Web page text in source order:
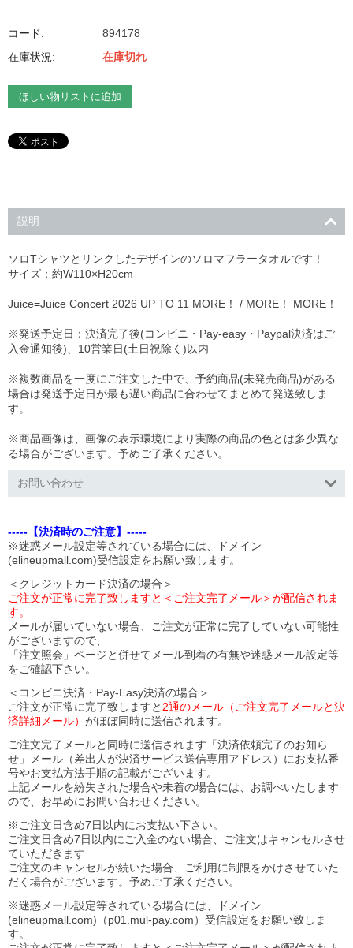
コード:
894178
在庫状況:
在庫切れ
ほしい物リストに追加
説明
ソロTシャツとリンクしたデザインのソロマフラータオルです！
サイズ：約W110×H20cm
Juice=Juice Concert 2026 UP TO 11 MORE！ / MORE！ MORE！
※発送予定日：決済完了後(コンビニ・Pay-easy・Paypal決済はご
入金通知後)、10営業日(土日祝除く)以内
※複数商品を一度にご注文した中で、予約商品(未発売商品)がある
場合は発送予定日が最も遅い商品に合わせてまとめて発送致しま
す。
※商品画像は、画像の表示環境により実際の商品の色とは多少異な
る場合がございます。予めご了承ください。
お問い合わせ
-----【決済時のご注意】-----
※迷惑メール設定等されている場合には、ドメイン
(elineupmall.com)受信設定をお願い致します。
＜クレジットカード決済の場合＞
ご注文が正常に完了致しますと＜ご注文完了メール＞が配信されま
す。
メールが届いていない場合、ご注文が正常に完了していない可能性
がございますので、
「注文照会」ページと併せてメール到着の有無や迷惑メール設定等
をご確認下さい。
＜コンビニ決済・Pay-Easy決済の場合＞
ご注文が正常に完了致しますと 2通のメール（ご注文完了メールと決
済詳細メール） がほぼ同時に送信されます。
ご注文完了メールと同時に送信されます「決済依頼完了のお知ら
せ」メール（差出人が決済サービス送信専用アドレス）にお支払番
号やお支払方法手順の記載がございます。
上記メールを紛失された場合や未着の場合には、お調べいたします
ので、お早めにお問い合わせください。
※ご注文日含め7日以内にお支払い下さい。
ご注文日含め7日以内にご入金のない場合、ご注文はキャンセルさせ
ていただきます
ご注文のキャンセルが続いた場合、ご利用に制限をかけさせていた
だく場合がございます。予めご了承ください。
※迷惑メール設定等されている場合には、ドメイン
(elineupmall.com)（p01.mul-pay.com）受信設定をお願い致しま
す。